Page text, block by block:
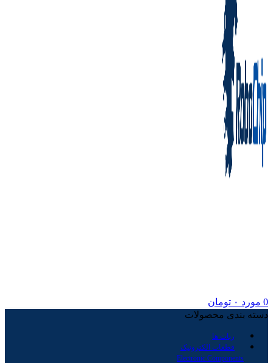
0 مورد ۰ تومان
دسته بندی محصولات
ربات ها
قطعات الکترونیک
Electronic Components